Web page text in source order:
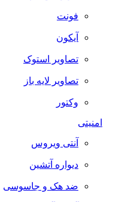
فونت
آیکون
تصاویر استوک
تصاویر لایه باز
وکتور
امنیتی
آنتی ویروس
دیواره آتشین
ضد هک و جاسوسی